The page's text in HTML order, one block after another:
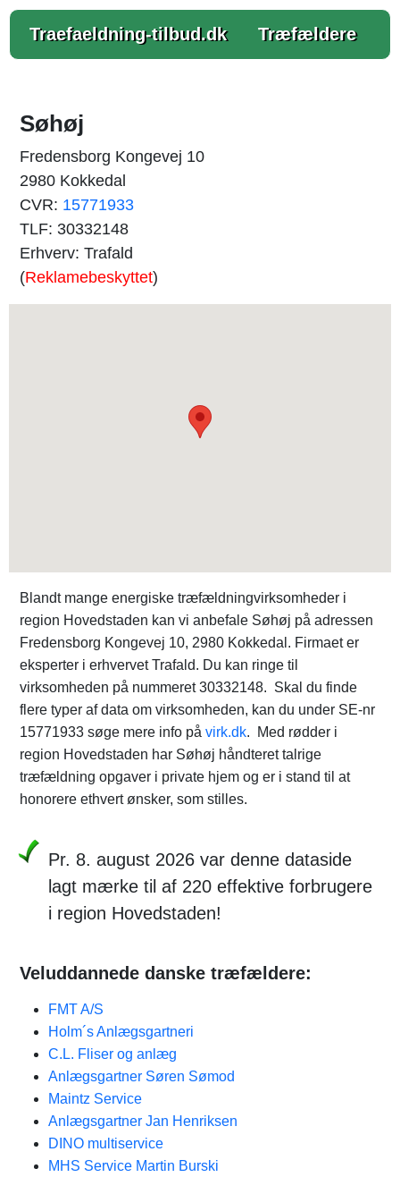
Traefaeldning-tilbud.dk Træfældere
Søhøj
Fredensborg Kongevej 10
2980 Kokkedal
CVR: 15771933
TLF: 30332148
Erhverv: Trafald
(Reklamebeskyttet)
Blandt mange energiske træfældningvirksomheder i
region Hovedstaden kan vi anbefale Søhøj på adressen
Fredensborg Kongevej 10, 2980 Kokkedal. Firmaet er
eksperter i erhvervet Trafald. Du kan ringe til
virksomheden på nummeret 30332148. Skal du finde
flere typer af data om virksomheden, kan du under SE-nr
15771933 søge mere info på virk.dk. Med rødder i
region Hovedstaden har Søhøj håndteret talrige
træfældning opgaver i private hjem og er i stand til at
honorere ethvert ønsker, som stilles.
Pr. 8. august 2026 var denne dataside
lagt mærke til af 220 effektive forbrugere
i region Hovedstaden!
Veluddannede danske træfældere:
FMT A/S
Holm´s Anlægsgartneri
C.L. Fliser og anlæg
Anlægsgartner Søren Sømod
Maintz Service
Anlægsgartner Jan Henriksen
DINO multiservice
MHS Service Martin Burski